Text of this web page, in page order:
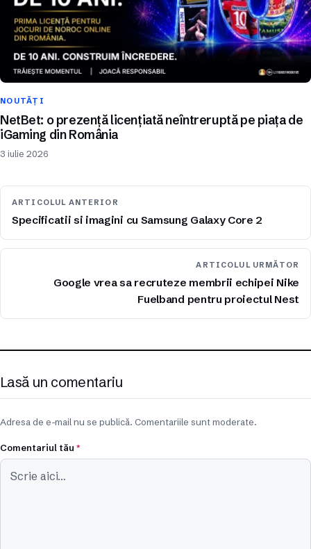
NOUTĂȚI
NetBet: o prezență licențiată neîntreruptă pe piața de
iGaming din România
3 iulie 2026
ARTICOLUL ANTERIOR
Specificatii si imagini cu Samsung Galaxy Core 2
ARTICOLUL URMĂTOR
Google vrea sa recruteze membrii echipei Nike
Fuelband pentru proiectul Nest
Lasă un comentariu
Adresa de e-mail nu se publică. Comentariile sunt moderate.
Comentariul tău *